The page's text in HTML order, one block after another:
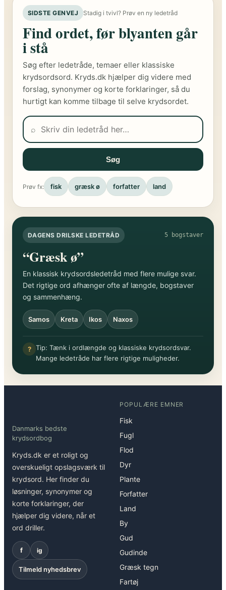
SIDSTE GENVEJ Stadig i tvivl? Prøv en ny ledetråd
Find ordet, før blyanten går
i stå
Søg efter ledetråde, temaer eller klassiske
krydsordsord. Kryds.dk hjælper dig videre med
forslag, synonymer og korte forklaringer, så du
hurtigt kan komme tilbage til selve krydsordet.
⌕
Søg
Prøv fx: fisk græsk ø forfatter land
DAGENS DRILSKE LEDETRÅD 5 bogstaver
“Græsk ø”
En klassisk krydsordsledetråd med flere mulige svar.
Det rigtige ord afhænger ofte af længde, bogstaver
og sammenhæng.
Samos Kreta Ikos Naxos
? Tip: Tænk i ordlængde og klassiske krydsordsvar.
Mange ledetråde har flere rigtige muligheder.
Danmarks bedste
krydsordbog
Kryds.dk er et roligt og
overskueligt opslagsværk til
krydsord. Her finder du
løsninger, synonymer og
korte forklaringer, der
hjælper dig videre, når et
ord driller.
f ig
Tilmeld nyhedsbrev
POPULÆRE EMNER
Fisk
Fugl
Flod
Dyr
Plante
Forfatter
Land
By
Gud
Gudinde
Græsk tegn
Fartøj